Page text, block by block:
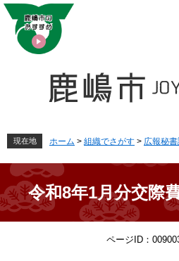
ペ
メ
現在地 ホーム > 組織でさがす > 広報秘
令和8年1月分交際
ページID：